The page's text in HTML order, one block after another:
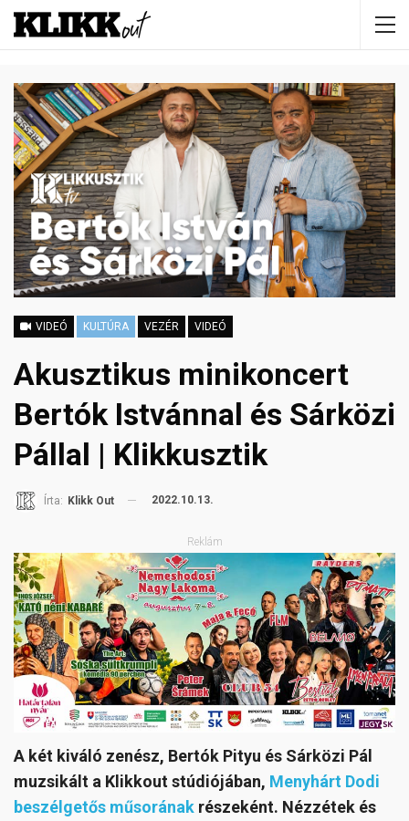
VIDEÓ KULTÚRA VEZÉR VIDEÓ
Akusztikus minikoncert
Bertók Istvánnal és Sárközi
Pállal | Klikkusztik
Írta: Klikk Out 2022.10.13.
Reklám
A két kiváló zenész, Bertók Pityu és Sárközi Pál
muzsikált a Klikkout stúdiójában, Menyhárt Dodi
beszélgetős műsorának részeként. Nézzétek és